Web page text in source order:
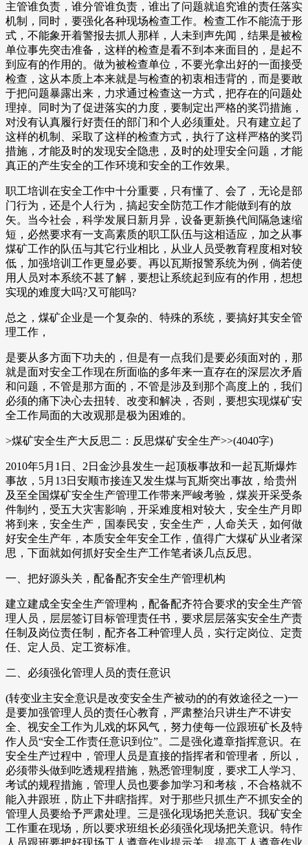
主管谁负责，谁分管谁负责，谁出了问题就追究谁的责任落实
机制，同时，要强化各种现场检查工作。检查工作不能流于形
式，不能象开着警报去抓人那样，人未到声先闻，结果是被检
单位事先突击准备，这样的检查是看不到本来面目的，是起不
到应有的作用的。做为被检查单位，不要光拿出好的一面接受
检查，这从本质上本来就是与检查的初衷相违背的，而是要敢
于把问题暴露出来，力求通过检查这一方式，把存在的问题处
理掉。同时为了促进落实的力度，要制定出严格的奖罚措施，
对没有认真履行好责任的部门和个人必须重处。只有建立起了
这样的机制、采取了这样的检查方式，执行了这样严格的奖罚
措施，才能及时的发现安全隐患，及时的处理安全问题，才能
真正的产生安全的工作环境和安全的工作效果。
职工培训在安全工作中十分重要，只有懂了、会了，无论是部
门行为，还是个人行为，搞起安全防范工作才能做到有的放
矢。当今社会，科学发展日新月异，设备更新换代间隔急速缩
短，必然要求有一支高素质的职工队伍与这相适应，加之从事
煤矿工作的队伍与其它行业相比，从业人员受教育程度相对较
低，加强培训工作更显必要。再以瓦斯报警系统为例，倘若使
用人员对本系统不甚了解，要想让系统起到应有的作用，想想
实现的难度大吗?又可能吗?
总之，煤矿企业是一个复杂的、特殊的系统，要搞好其安全管
理工作，
是要从多方面下功夫的，但是有一点我们是要必须面对的，那
就是面对安全工作现在所面临的多年来一直存在的深层次矛盾
和问题，不管是那方面的，不管是涉及到那个高度上的，我们
必须的痛下决心去扭转、改变和解决，否则，要想实现煤矿安
全工作局面的大改观那是极为困难的。
>煤矿安全生产大反思二：反思煤矿安全生产>>(4040字)
2010年5月1日、2日金沙县发生一起顶板事故和一起瓦斯爆炸
事故，5月13日安顺市接连又发生煤与瓦斯突出事故，给贵州
及至全国煤矿安全生产管理工作带来严峻考验，煤炭开采受条
件制约，受五大灾害影响，开采难度相对较大，安全生产月即
将到来，安全生产，国泰民安，安全生产，人命关天，如何做
好安全生产年，本质安全年安全工作，值得广大煤矿从业者深
思，下面就如何抓好安全生产工作笔者谈几点反思。
一、把好源头关，配备配齐安全生产管理机构
建立建成全安全生产管理构，配备配齐符合要求的安全生产管
理人员，层层签订目标管理责任书，要求层层落实安全生产责
任制及岗位责任制，配齐各工种管理人员，实行定岗位、定责
任、定人员、定工资标准。
二、必须强化管理人员的责任意识
(转变业主安全意识是改变安全生产被动的的有效途径之一)一
是要加强管理人员的责任心教育，严肃整治只讲生产不讲安
全、视安全工作为儿戏的坏风气，努力使每一位跟班矿长及特
作人员“安全工作责任意识到位”。二是强化遵章指挥意识。在
安全生产过程中，管理人员是直接的指挥者和管理者，所以，
必须带头做到吃透规程措施，熟悉管理制度，要求工人学习、
考试的规程措施，管理人员也要参加学习和考核，不合格就不
能入井跟班，防止下井瞎指挥。对于那些只抓生产不抓安全的
管理人员要给予严肃处理。三是强化现场把关意识。我矿安全
工作重在现场，所以要求班组长必须强化现场把关意识。特作